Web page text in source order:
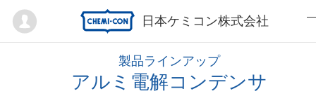
日本ケミコン株式会社
Mypage
製品ラインアップ
アルミ電解コンデンサ